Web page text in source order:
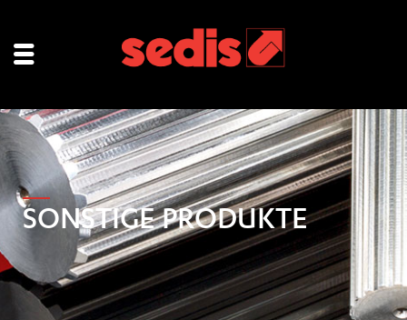
SONSTIGE PRODUKTE